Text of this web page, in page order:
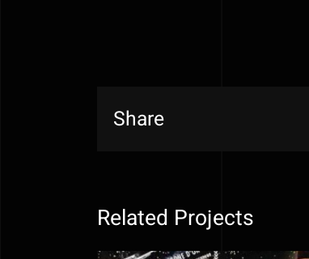
Share
Related Projects